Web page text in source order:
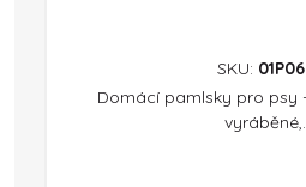
SKU:
Domácí pamlsky pro psy